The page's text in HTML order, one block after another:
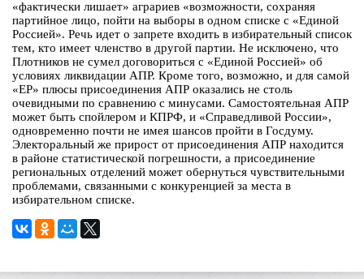
«фактически лишает» аграриев «возможности, сохраняя
партийное лицо, пойти на выборы в одном списке с «Единой
Россией». Речь идет о запрете входить в избирательный список
тем, кто имеет членство в другой партии. Не исключено, что
Плотников не сумел договориться с «Единой Россией» об
условиях ликвидации АПР. Кроме того, возможно, и для самой
«ЕР» плюсы присоединения АПР оказались не столь
очевидными по сравнению с минусами. Самостоятельная АПР
может быть спойлером и КПРФ, и «Справедливой России»,
одновременно почти не имея шансов пройти в Госдуму.
Электоральный же прирост от присоединения АПР находится
в районе статистической погрешности, а присоединение
региональных отделений может обернуться чувствительными
проблемами, связанными с конкуренцией за места в
избирательном списке.